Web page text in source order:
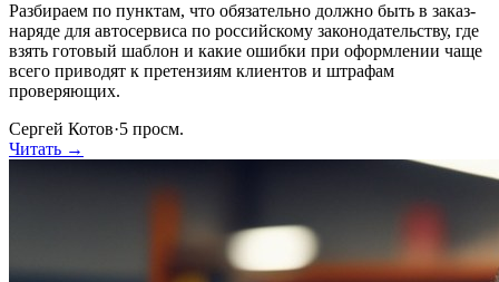
Разбираем по пунктам, что обязательно должно быть в заказ-
наряде для автосервиса по российскому законодательству, где
взять готовый шаблон и какие ошибки при оформлении чаще
всего приводят к претензиям клиентов и штрафам
проверяющих.
Сергей Котов·5 просм.
Читать →